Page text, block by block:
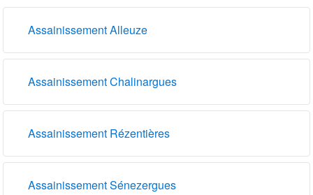
Assainissement Alleuze
Assainissement Chalinargues
Assainissement Rézentières
Assainissement Sénezergues